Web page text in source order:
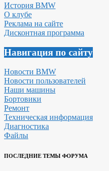
История BMW
О клубе
Реклама на сайте
Дисконтная программа
Навигация по сайту
Новости BMW
Новости пользователей
Наши машины
Бортовики
Ремонт
Техническая информация
Диагностика
Файлы
ПОСЛЕДНИЕ ТЕМЫ ФОРУМА